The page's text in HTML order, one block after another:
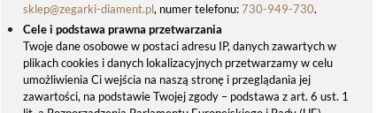
sklep@zegarki-diament.pl, numer telefonu:730-949-730.
Cele i podstawa prawna przetwarzania
Twoje dane osobowe w postaci adresu IP, danych zawartych w
plikach cookies i danych lokalizacyjnych przetwarzamy w celu
umożliwienia Ci wejścia na naszą stronę i przeglądania jej
zawartości, na podstawie Twojej zgody – podstawa z art. 6 ust. 1